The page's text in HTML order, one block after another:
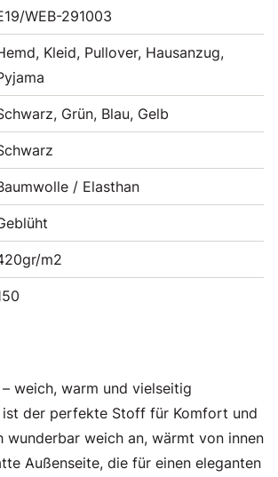
WEB-291003
Kleid, Pullover, Hausanzug,
Grün, Blau, Gelb
/ Elasthan
m2
weich, warm und vielseitig
der perfekte Stoff für Komfort und
wunderbar weich an, wärmt von innen
Außenseite, die für einen eleganten